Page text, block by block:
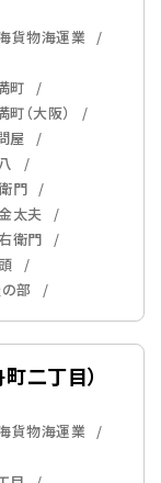
貨物海運業
町
（大阪）
屋
門
太夫
衛門
部
二丁目）
貨物海運業